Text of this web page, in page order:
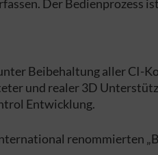
Der Bedienprozess
Beibehaltung aller CI-
und realer 3D
Entwicklung.
renommierten